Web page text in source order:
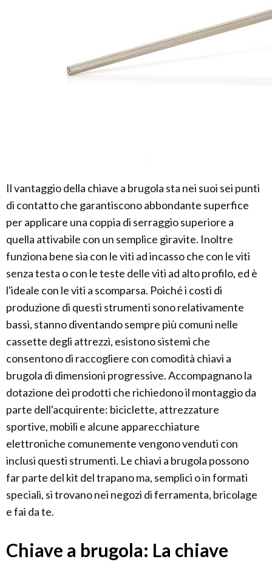
Il vantaggio della chiave a brugola sta nei suoi sei punti
di contatto che garantiscono abbondante superfice
per applicare una coppia di serraggio superiore a
quella attivabile con un semplice giravite. Inoltre
funziona bene sia con le viti ad incasso che con le viti
senza testa o con le teste delle viti ad alto profilo, ed è
l'ideale con le viti a scomparsa. Poiché i costi di
produzione di questi strumenti sono relativamente
bassi, stanno diventando sempre più comuni nelle
cassette degli attrezzi, esistono sistemi che
consentono di raccogliere con comodità chiavi a
brugola di dimensioni progressive. Accompagnano la
dotazione dei prodotti che richiedono il montaggio da
parte dell'acquirente: biciclette, attrezzature
sportive, mobili e alcune apparecchiature
elettroniche comunemente vengono venduti con
inclusi questi strumenti. Le chiavi a brugola possono
far parte del kit del trapano ma, semplici o in formati
speciali, si trovano nei negozi di ferramenta, bricolage
e fai da te.
Chiave a brugola: La chiave